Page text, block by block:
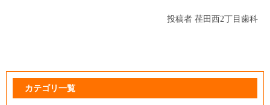
投稿者 荏田西2丁目歯科
カテゴリ一覧